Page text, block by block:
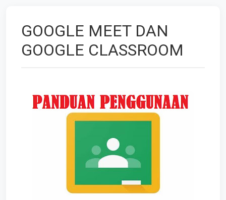
GOOGLE MEET DAN
GOOGLE CLASSROOM